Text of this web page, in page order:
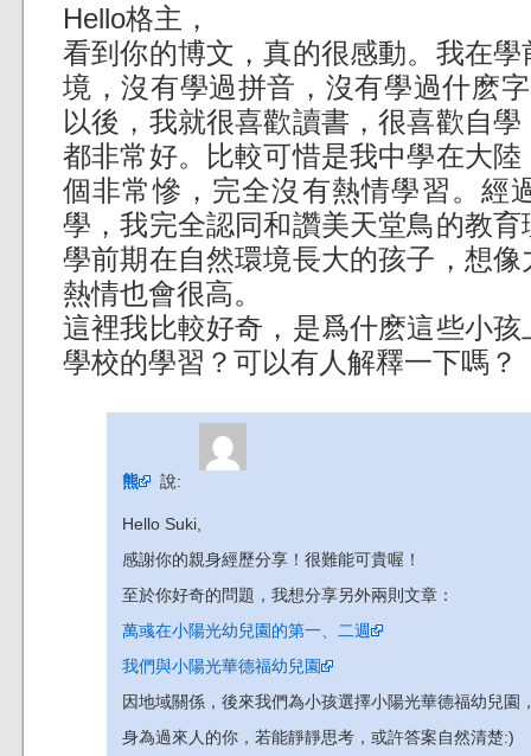
Hello格主，
看到你的博文，真的很感動。我在
境，沒有學過拼音，沒有學過什麽
以後，我就很喜歡讀書，很喜歡自
都非常好。比較可惜是我中學在大
個非常慘，完全沒有熱情學習。經
學，我完全認同和讚美天堂鳥的教
學前期在自然環境長大的孩子，想
熱情也會很高。
這裡我比較好奇，是爲什麽這些小
學校的學習？可以有人解釋一下嗎？
熊 說:
Hello Suki,
感謝你的親身經歷分享！很難能可貴喔！
至於你好奇的問題，我想分享另外兩則文章：
萬彧在小陽光幼兒園的第一、二週
我們與小陽光華德福幼兒園
因地域關係，後來我們為小孩選擇小陽光華德福幼兒園
身為過來人的你，若能靜靜思考，或許答案自然清楚:)